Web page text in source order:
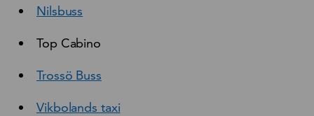
Nilsbuss
Top Cabino
Trossö Buss
Vikbolands taxi